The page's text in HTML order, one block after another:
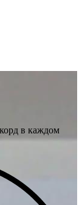
в каждом